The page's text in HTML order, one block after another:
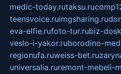
medic-today.rutaksu.ru
teensvoice.ruimgsharing.ru
eva-elfie.rufoto-tur.rubiz-
veslo-i-yakor.ruborodino-
regionufa.ruweiss-bet.ru
universalia.ruremont-mebeli-